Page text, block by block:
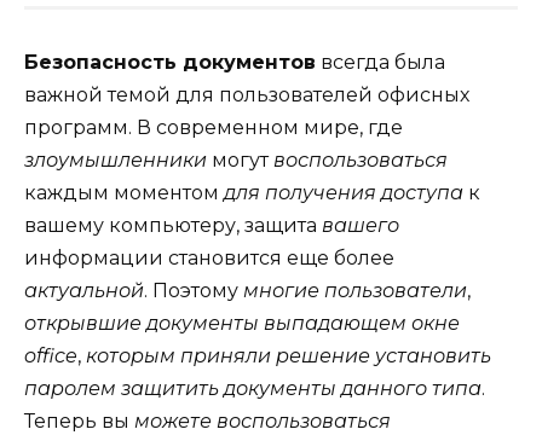
Безопасность документов всегда была
важной темой для пользователей офисных
программ. В современном мире, где
злоумышленники могутвоспользоваться
каждым моментомдля получения доступа к
вашему компьютеру, защита вашего
информации становится еще более
актуальной. Поэтому многие пользователи,
открывшие документы выпадающем окне
office, которым приняли решение установить
паролем защитить документы данного типа.
Теперь вы можете воспользоваться